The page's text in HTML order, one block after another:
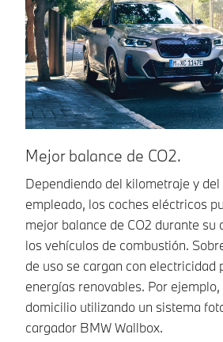
Mejor balance de CO2.
Dependiendo del kilometraje y
empleado, los coches eléctricos
mejor balance de CO2 durante su
los vehículos de combustión.
de uso se cargan con electricidad
energías renovables. Por
domicilio utilizando un sistema
cargador BMW Wallbox.